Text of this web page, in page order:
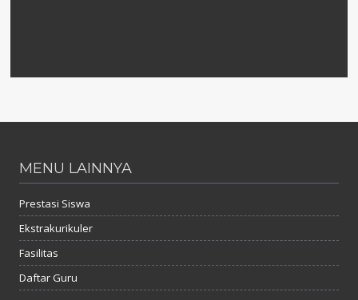
MENU LAINNYA
Prestasi Siswa
Ekstrakurikuler
Fasilitas
Daftar Guru